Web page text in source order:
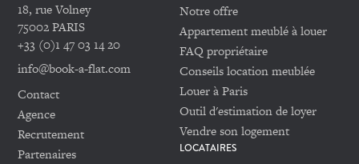
18, rue Volney
75002 PARIS
+33 (0)1 47 03 14 20
info@book-a-flat.com
Contact
Agence
Recrutement
Partenaires
Notre offre
Appartement meublé à louer
FAQ propriétaire
Conseils location meublée
Louer à Paris
Outil d'estimation de loyer
Vendre son logement
LOCATAIRES